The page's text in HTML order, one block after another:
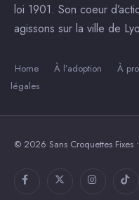
loi 1901. Son coeur
agissons sur la ville de
Home À l’adoption À
légales
© 2026 Sans Croquettes